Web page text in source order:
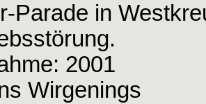
Parade in
2001
Wirgenings